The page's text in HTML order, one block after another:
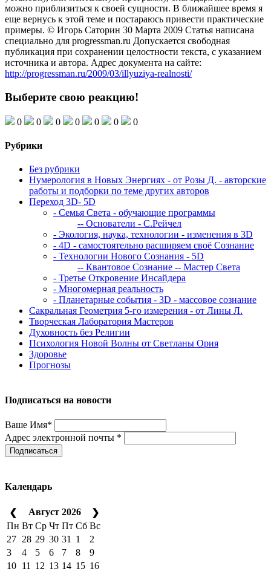
можно приблизиться к своей сущности. В ближайшее время я
еще вернусь к этой теме и постараюсь привести практические
примеры. © Игорь Саторин 30 Марта 2009 Статья написана
специально для progressman.ru Допускается свободная
публикация при сохранении целостности текста, с указанием
источника и автора. Адрес документа на сайте:
http://progressman.ru/2009/03/illyuziya-realnosti/
Выберите свою реакцию!
0 0 0 0 0 0 0
Рубрики
Без рубрики
Нумерология в Новых Энергиях - от Розы Д. - авторские
работы и подборки по теме других авторов
Переход 3D- 5D
- Семья Света - обучающие программы
-- Основатели - С.Рейчел
- Экология, наука, технологии - изменения в 3D
- 4D - самостоятельно расширяем своё Сознание
- Технологии Нового Сознания - 5D
-- Квантовое Сознание -- Мастер Света
- Третье Откровение Инсайдера
- Многомерная реальность
- Планетарные события - 3D - массовое сознание
Сакральная Геометрия 5-го измерения - от Лины Л.
Творческая Лаборатория Мастеров
Духовность без Религии
Психология Новой Волны от Светланы Ория
Здоровье
Прогнозы
Подписаться на новости
Ваше Имя*
Адрес электронной почты *
Подписаться
Календарь
❮ Август 2026
❯
Пн Вт Ср Чт Пт Сб Вс
27 28 29 30 31 1
2
3
4 5 6 7 8
9
10 11 12 13 14 15 16